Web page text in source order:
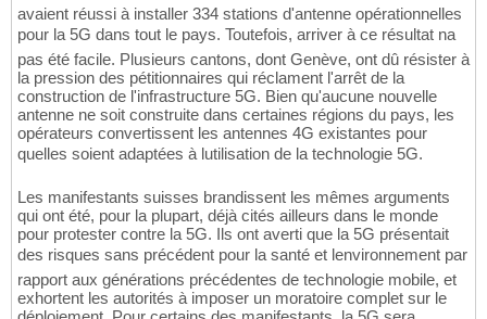
avaient réussi à installer 334 stations d'antenne opérationnelles
pour la 5G dans tout le pays. Toutefois, arriver à ce résultat na
pas été facile. Plusieurs cantons, dont Genève, ont dû résister à
la pression des pétitionnaires qui réclament l'arrêt de la
construction de l'infrastructure 5G. Bien qu'aucune nouvelle
antenne ne soit construite dans certaines régions du pays, les
opérateurs convertissent les antennes 4G existantes pour
quelles soient adaptées à lutilisation de la technologie 5G.
Les manifestants suisses brandissent les mêmes arguments
qui ont été, pour la plupart, déjà cités ailleurs dans le monde
pour protester contre la 5G. Ils ont averti que la 5G présentait
des risques sans précédent pour la santé et lenvironnement par
rapport aux générations précédentes de technologie mobile, et
exhortent les autorités à imposer un moratoire complet sur le